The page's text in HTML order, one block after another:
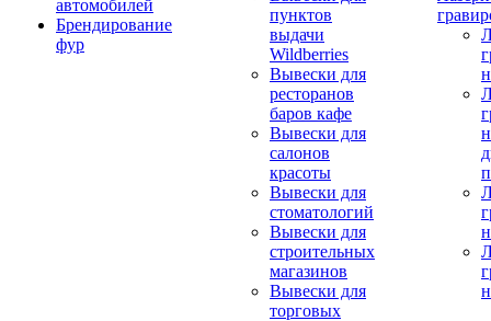
автомобилей
Брендирование
фур
пунктов
выдачи
Wildberries
Вывески для
ресторанов
баров кафе
Вывески для
салонов
красоты
Вывески для
стоматологий
Вывески для
строительных
магазинов
Вывески для
торговых